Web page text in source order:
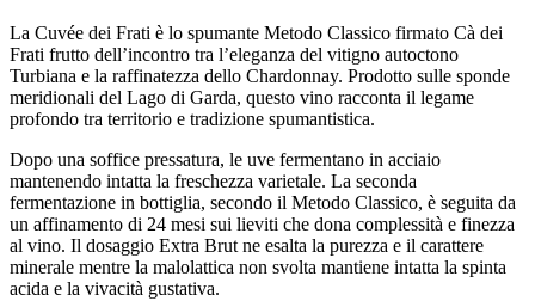
La Cuvée dei Frati è lo spumante Metodo Classico firmato Cà dei
Frati frutto dell’incontro tra l’eleganza del vitigno autoctono
Turbiana e la raffinatezza dello Chardonnay. Prodotto sulle sponde
meridionali del Lago di Garda, questo vino racconta il legame
profondo tra territorio e tradizione spumantistica.
Dopo una soffice pressatura, le uve fermentano in acciaio
mantenendo intatta la freschezza varietale. La seconda
fermentazione in bottiglia, secondo il Metodo Classico, è seguita da
un affinamento di 24 mesi sui lieviti che dona complessità e finezza
al vino. Il dosaggio Extra Brut ne esalta la purezza e il carattere
minerale mentre la malolattica non svolta mantiene intatta la spinta
acida e la vivacità gustativa.